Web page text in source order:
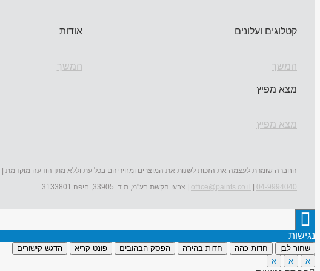
קטלוגים ועלונים
המשך
אודות
המשך
מצא מפיץ
מצא מפיץ
החברה שומרת לעצמה את הזכות לשנות את המוצרים ומחיריהם בכל עת וללא מתן הודעה מוקדמת |
04-9994040
office@paints.co.il | צבעי הקשת בע"מ, ת.ד. 33905, חיפה 3133801
נגישות
שחור לבן חדות כהה חדות בהירה הפסק הבהובים פונט קריא
הדגש קישורים
א
א א